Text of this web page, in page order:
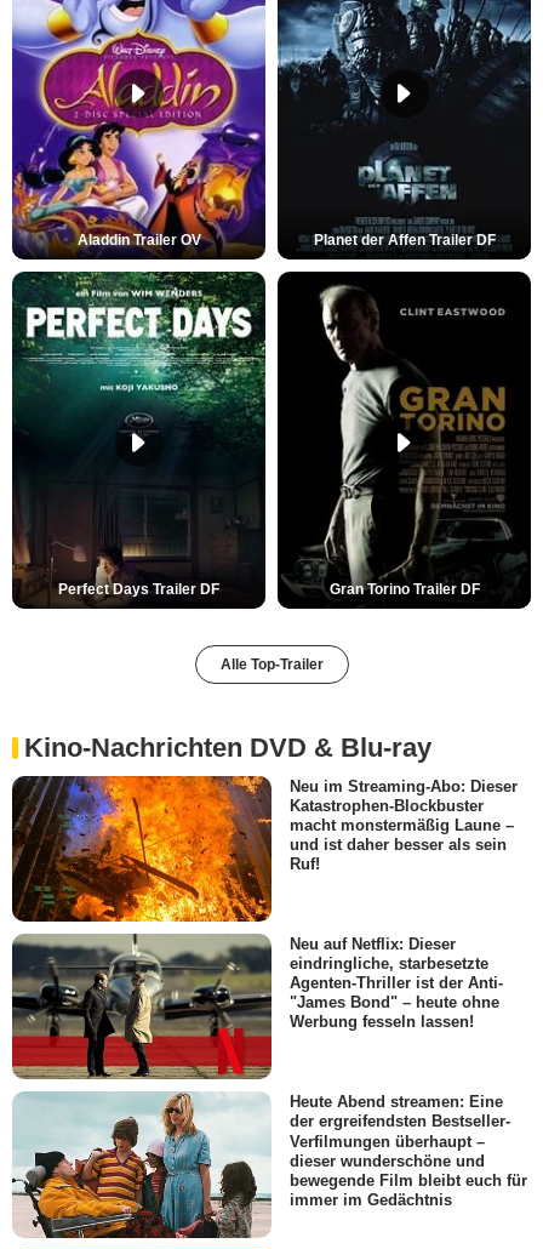
Aladdin Trailer OV Planet der Affen Trailer DF
Perfect Days Trailer DF Gran Torino Trailer DF
Alle Top-Trailer
Kino-Nachrichten DVD & Blu-ray
Neu im Streaming-Abo: Dieser
Katastrophen-Blockbuster
macht monstermäßig Laune –
und ist daher besser als sein
Ruf!
Neu auf Netflix: Dieser
eindringliche, starbesetzte
Agenten-Thriller ist der Anti-
"James Bond" – heute ohne
Werbung fesseln lassen!
Heute Abend streamen: Eine
der ergreifendsten Bestseller-
Verfilmungen überhaupt –
dieser wunderschöne und
bewegende Film bleibt euch für
immer im Gedächtnis